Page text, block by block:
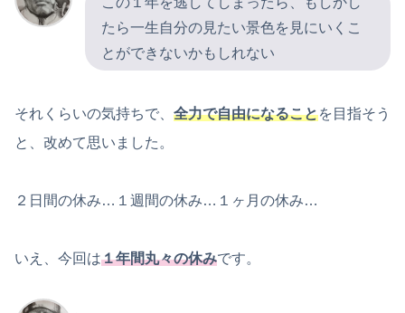
たら一生自分の見たい景色を見にいくこ
とができないかもしれない
それくらいの気持ちで、 全力で自由になることを目指そう
と、改めて思いました。
２日間の休み…１週間の休み…１ヶ月の休み…
いえ、今回は１年間丸々の休みです。